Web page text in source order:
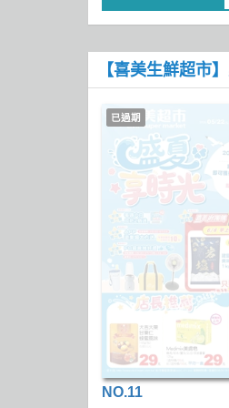
【喜美生鮮超市
已過期
NO.11